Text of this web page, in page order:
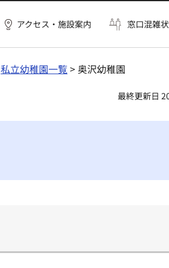
アクセス・施設案内 窓口混雑
私立幼稚園一覧> 奥沢幼稚園
最終更新日